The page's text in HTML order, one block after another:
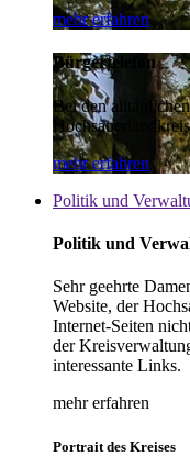
mehr erfahren
Bürgertelefon
Bei den
mehr erfahren
Politik und
Politik und
Sehr geehrte
Website, der
Internet-Seiten
der
interessante Links.
mehr erfahren
Portrait des Kreises